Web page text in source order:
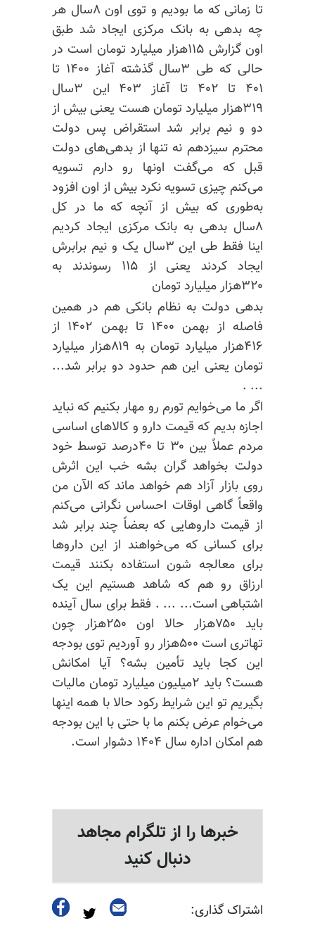
تا زمانی که ما بودیم و توی اون ۸سال هر
چه بدهی به بانک مرکزی ایجاد شد طبق
اون گزارش ۱۱۵هزار میلیارد تومان است در
حالی که طی ۳سال گذشته آغاز ۱۴۰۰ تا
۴۰۱ تا ۴۰۲ تا آغاز ۴۰۳ این ۳سال
۳۱۹هزار میلیارد تومان هست یعنی بیش از
دو و نیم برابر شد استقراض پس دولت
محترم سیزدهم نه تنها از بدهی‌های دولت
قبل که می‌گفت اونها رو دارم تسویه
می‌کنم چیزی تسویه نکرد بیش از اون افزود
به‌طوری که بیش از آنچه که ما در کل
۸سال بدهی به بانک مرکزی ایجاد کردیم
اینا فقط طی این ۳سال یک و نیم برابرش
ایجاد کردند یعنی از ۱۱۵ رسوندند به
۳۲۰هزار میلیارد تومان
بدهی دولت به نظام بانکی هم در همین
فاصله از بهمن ۱۴۰۰ تا بهمن ۱۴۰۲ از
۴۱۶هزار میلیارد تومان به ۸۱۹هزار میلیارد
تومان یعنی این هم حدود دو برابر شد...
... .
اگر ما می‌خوایم تورم رو مهار بکنیم که نباید
اجازه بدیم که قیمت دارو و کالاهای اساسی
مردم عملاً بین ۳۰ تا ۴۰درصد توسط خود
دولت بخواهد گران بشه خب این اثرش
روی بازار آزاد هم خواهد ماند که الآن من
واقعاً گاهی اوقات احساس نگرانی می‌کنم
از قیمت داروهایی که بعضاً چند برابر شد
برای کسانی که می‌خواهند از این داروها
برای معالجه شون استفاده بکنند قیمت
ارزاق رو هم که شاهد هستیم این یک
اشتباهی است... ... . فقط برای سال آینده
باید ۷۵۰هزار حالا اون ۲۵۰هزار چون
تهاتری است ۵۰۰هزار رو آوردیم توی بودجه
این کجا باید تأمین بشه؟ آیا امکانش
هست؟ باید ۲میلیون میلیارد تومان مالیات
بگیریم تو این شرایط رکود حالا با همه اینها
می‌خوام عرض بکنم ما با حتی با این بودجه
هم امکان اداره سال ۱۴۰۴ دشوار است.
خبرها را از تلگرام مجاهد
دنبال کنید
اشتراک گذاری: